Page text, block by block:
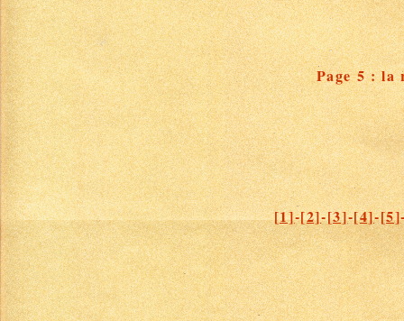
Page 5 : la
[1]-[2]-[3]-[4]-[5]